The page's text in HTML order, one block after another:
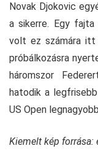
Novak Djokovic
a sikerre. Egy fajta
volt ez számára itt
próbálkozásra
háromszor
hatodik a
US Open
Kiemelt kép forrása: